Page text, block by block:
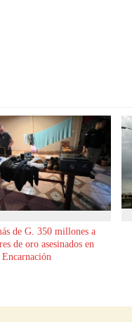
de G. 350 millones a
de oro asesinados en
Encarnación